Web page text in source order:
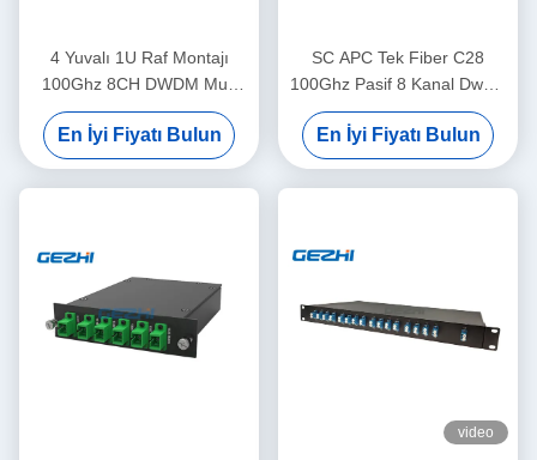
4 Yuvalı 1U Raf Montajı
100Ghz 8CH DWDM Mux
Demux Modülü
En İyi Fiyatı Bulun
SC APC Tek Fiber C28
100Ghz Pasif 8 Kanal Dwdm
Mux
En İyi Fiyatı Bulun
video